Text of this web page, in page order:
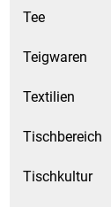
Tee
Teigwaren
Textilien
Tischbereich
Tischkultur